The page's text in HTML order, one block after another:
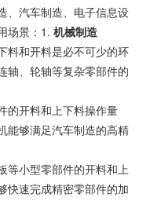
、汽车制造、电子信息设
场景：1. 机械制造
料和开料是必不可少的环
轴、轮轴等复杂零部件的
的开料和上下料操作量
能够满足汽车制造的高精
等小型零部件的开料和上
快速完成精密零部件的加